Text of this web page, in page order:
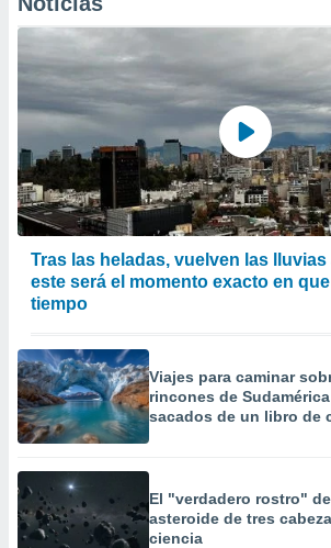
Tras las heladas, vuelven las lluvias
este será el momento exacto en que
tiempo
Viajes para caminar
rincones de
sacados de un libro de
El "verdadero rostro"
asteroide de tres
ciencia